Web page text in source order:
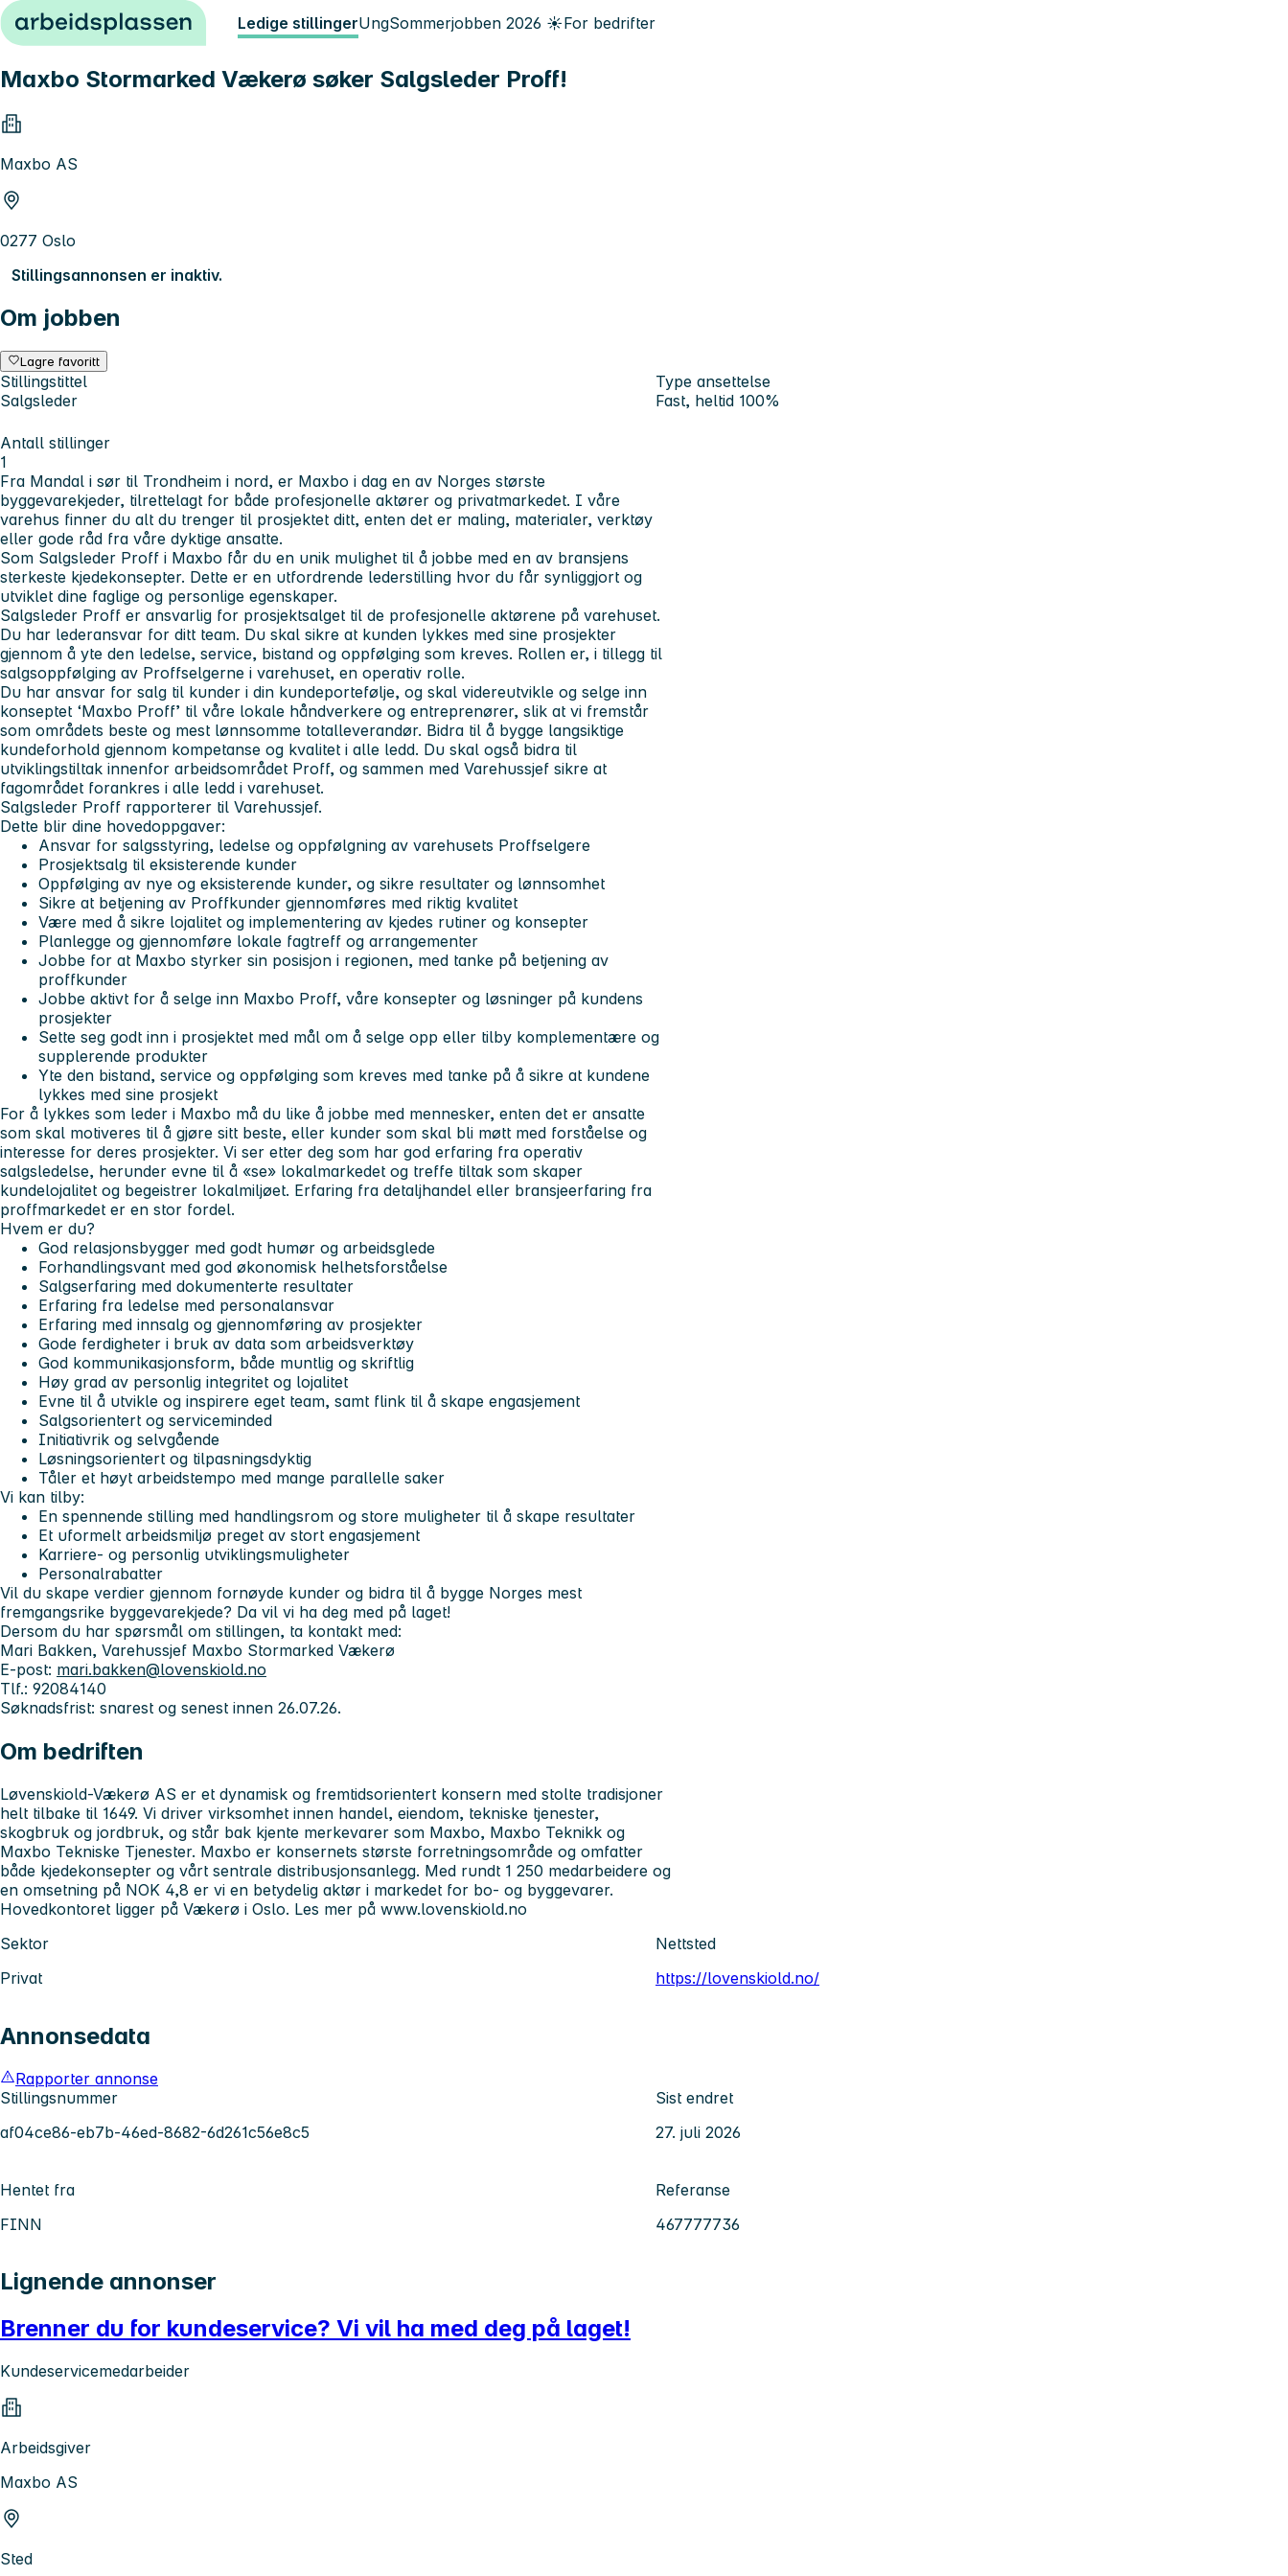
Hopp til innhold Ledige stillingerUngSommerjobben 2026 ☀️For bedrifter
Maxbo Stormarked Vækerø søker Salgsleder Proff!
Maxbo AS
0277 Oslo
Stillingsannonsen er inaktiv.
Om jobben
Lagre favoritt
Stillingstittel
Salgsleder
Type ansettelse
Fast, heltid 100%
Antall stillinger
1
Fra Mandal i sør til Trondheim i nord, er Maxbo i dag en av Norges største
byggevarekjeder, tilrettelagt for både profesjonelle aktører og privatmarkedet. I våre
varehus finner du alt du trenger til prosjektet ditt, enten det er maling, materialer, verktøy
eller gode råd fra våre dyktige ansatte.
Som Salgsleder Proff i Maxbo får du en unik mulighet til å jobbe med en av bransjens
sterkeste kjedekonsepter. Dette er en utfordrende lederstilling hvor du får synliggjort og
utviklet dine faglige og personlige egenskaper.
Salgsleder Proff er ansvarlig for prosjektsalget til de profesjonelle aktørene på varehuset.
Du har lederansvar for ditt team. Du skal sikre at kunden lykkes med sine prosjekter
gjennom å yte den ledelse, service, bistand og oppfølging som kreves. Rollen er, i tillegg til
salgsoppfølging av Proffselgerne i varehuset, en operativ rolle.
Du har ansvar for salg til kunder i din kundeportefølje, og skal videreutvikle og selge inn
konseptet ‘Maxbo Proff’ til våre lokale håndverkere og entreprenører, slik at vi fremstår
som områdets beste og mest lønnsomme totalleverandør. Bidra til å bygge langsiktige
kundeforhold gjennom kompetanse og kvalitet i alle ledd. Du skal også bidra til
utviklingstiltak innenfor arbeidsområdet Proff, og sammen med Varehussjef sikre at
fagområdet forankres i alle ledd i varehuset.
Salgsleder Proff rapporterer til Varehussjef.
Dette blir dine hovedoppgaver:
Ansvar for salgsstyring, ledelse og oppfølgning av varehusets Proffselgere
Prosjektsalg til eksisterende kunder
Oppfølging av nye og eksisterende kunder, og sikre resultater og lønnsomhet
Sikre at betjening av Proffkunder gjennomføres med riktig kvalitet
Være med å sikre lojalitet og implementering av kjedes rutiner og konsepter
Planlegge og gjennomføre lokale fagtreff og arrangementer
Jobbe for at Maxbo styrker sin posisjon i regionen, med tanke på betjening av
proffkunder
Jobbe aktivt for å selge inn Maxbo Proff, våre konsepter og løsninger på kundens
prosjekter
Sette seg godt inn i prosjektet med mål om å selge opp eller tilby komplementære og
supplerende produkter
Yte den bistand, service og oppfølging som kreves med tanke på å sikre at kundene
lykkes med sine prosjekt
For å lykkes som leder i Maxbo må du like å jobbe med mennesker, enten det er ansatte
som skal motiveres til å gjøre sitt beste, eller kunder som skal bli møtt med forståelse og
interesse for deres prosjekter. Vi ser etter deg som har god erfaring fra operativ
salgsledelse, herunder evne til å «se» lokalmarkedet og treffe tiltak som skaper
kundelojalitet og begeistrer lokalmiljøet. Erfaring fra detaljhandel eller bransjeerfaring fra
proffmarkedet er en stor fordel.
Hvem er du?
God relasjonsbygger med godt humør og arbeidsglede
Forhandlingsvant med god økonomisk helhetsforståelse
Salgserfaring med dokumenterte resultater
Erfaring fra ledelse med personalansvar
Erfaring med innsalg og gjennomføring av prosjekter
Gode ferdigheter i bruk av data som arbeidsverktøy
God kommunikasjonsform, både muntlig og skriftlig
Høy grad av personlig integritet og lojalitet
Evne til å utvikle og inspirere eget team, samt flink til å skape engasjement
Salgsorientert og serviceminded
Initiativrik og selvgående
Løsningsorientert og tilpasningsdyktig
Tåler et høyt arbeidstempo med mange parallelle saker
Vi kan tilby:
En spennende stilling med handlingsrom og store muligheter til å skape resultater
Et uformelt arbeidsmiljø preget av stort engasjement
Karriere- og personlig utviklingsmuligheter
Personalrabatter
Vil du skape verdier gjennom fornøyde kunder og bidra til å bygge Norges mest
fremgangsrike byggevarekjede? Da vil vi ha deg med på laget!
Dersom du har spørsmål om stillingen, ta kontakt med:
Mari Bakken, Varehussjef Maxbo Stormarked Vækerø
E-post: mari.bakken@lovenskiold.no
Tlf.: 92084140
Søknadsfrist: snarest og senest innen 26.07.26.
Om bedriften
Løvenskiold-Vækerø AS er et dynamisk og fremtidsorientert konsern med stolte tradisjoner
helt tilbake til 1649. Vi driver virksomhet innen handel, eiendom, tekniske tjenester,
skogbruk og jordbruk, og står bak kjente merkevarer som Maxbo, Maxbo Teknikk og
Maxbo Tekniske Tjenester. Maxbo er konsernets største forretningsområde og omfatter
både kjedekonsepter og vårt sentrale distribusjonsanlegg. Med rundt 1 250 medarbeidere og
en omsetning på NOK 4,8 er vi en betydelig aktør i markedet for bo- og byggevarer.
Hovedkontoret ligger på Vækerø i Oslo. Les mer på www.lovenskiold.no
Sektor
Privat
Nettsted
https://lovenskiold.no/
Annonsedata
Rapporter annonse
Stillingsnummer
af04ce86-eb7b-46ed-8682-6d261c56e8c5
Sist endret
27. juli 2026
Hentet fra
FINN
Referanse
467777736
Lignende annonser
Brenner du for kundeservice? Vi vil ha med deg på laget!
Kundeservicemedarbeider
Arbeidsgiver
Maxbo AS
Sted